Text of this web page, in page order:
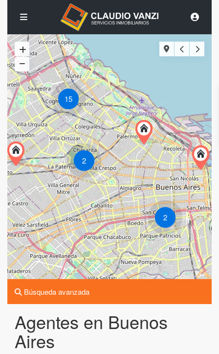
2
2
15
Búsqueda avanzada
Agentes en Buenos
Aires